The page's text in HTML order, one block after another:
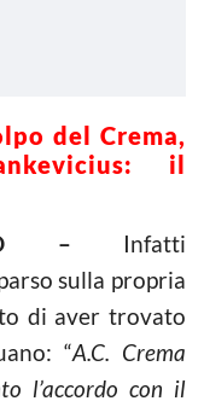
del Crema,
il
D – Infatti
sulla propria
di aver trovato
“A.C. Crema
l’accordo con il